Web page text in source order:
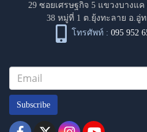
29 ซอยเศรษฐกิจ 5 แขวงบางแค
38 หมู่ที่ 1 ต.ยุ้งทะลาย อ.อู่
โทรศัพท์ : 095 952
Subscribe